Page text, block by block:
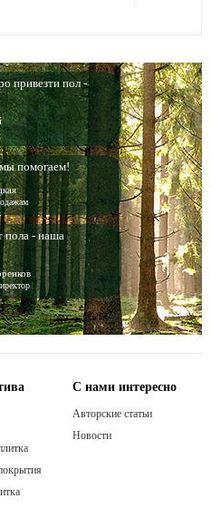
привезти пол -
помогаем!
пола - наша
С нами интересно
Авторские статьи
Новости